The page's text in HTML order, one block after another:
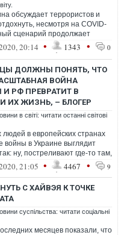
обсуждает террористов и
несмотря на COVID-
сценарий продолжает
своим чередом.
20:14 • 1343 • 0
ДОЛЖНЫ ПОНЯТЬ, ЧТО
ВОЙНА
РФ ПРЕВРАТИТ В
ИХ ЖИЗНЬ, – БЛОГЕР
в світі: читати останні світові
людей в европейских странах
войны в Украине выглядит
ну, постреливают где-то там,
кто-то умирает, н...
21:05 • 4467 • 9
С ХАЙВЭЯ К ТОЧКЕ
суспільства: читати соціальні
месяцев показали, что